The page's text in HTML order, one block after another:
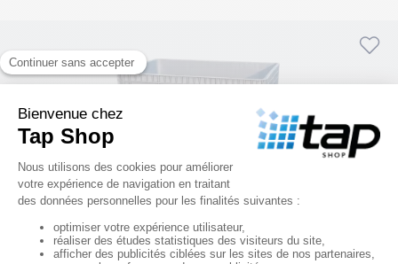
Caisse palette plastique 550 L avec Roulettes – PEHD